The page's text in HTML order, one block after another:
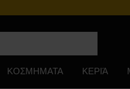
Πρόγραμμα
ΚΟΣΜΗΜΑΤΑ ΚΕΡΙΆ